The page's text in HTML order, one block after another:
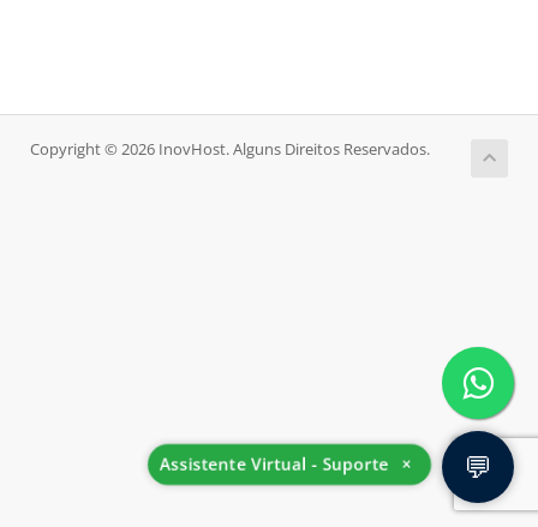
💬
Assistente Virtual - Suporte ×
Copyright © 2026 InovHost. Alguns Direitos Reservados.